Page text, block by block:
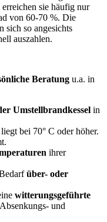
sie häufig nur
von 60-70 %. Die
sich so angesichts
auszahlen.
Beratung u.a. in
Umstellbrandkessel in
bei 70° C oder höher.
ihrer
über- oder
witterungsgeführte
und